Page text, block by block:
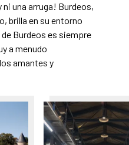
ni una arruga! Burdeos,
brilla en su entorno
Burdeos es siempre
a menudo
amantes y